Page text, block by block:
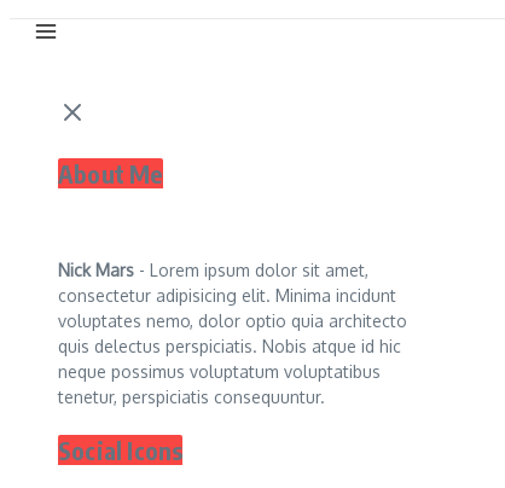
About Me
Nick Mars - Lorem ipsum dolor sit amet,
consectetur adipisicing elit. Minima incidunt
voluptates nemo, dolor optio quia architecto
quis delectus perspiciatis. Nobis atque id hic
neque possimus voluptatum voluptatibus
tenetur, perspiciatis consequuntur.
Social Icons